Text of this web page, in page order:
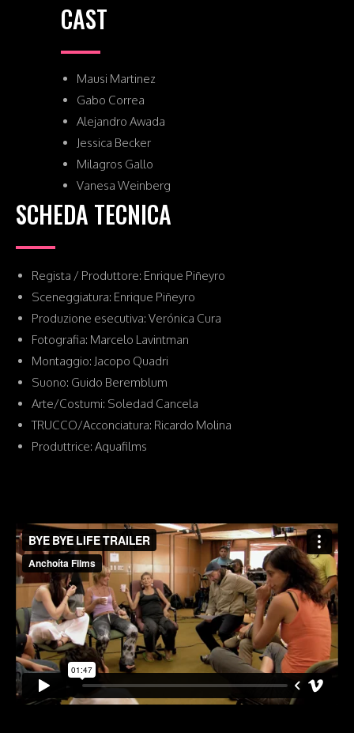
CAST
Mausi Martinez
Gabo Correa
Alejandro Awada
Jessica Becker
Milagros Gallo
Vanesa Weinberg
SCHEDA TECNICA
Regista / Produttore: Enrique Piñeyro
Sceneggiatura: Enrique Piñeyro
Produzione esecutiva: Verónica Cura
Fotografia: Marcelo Lavintman
Montaggio: Jacopo Quadri
Suono: Guido Beremblum
Arte/Costumi: Soledad Cancela
TRUCCO/Acconciatura: Ricardo Molina
Produttrice: Aquafilms